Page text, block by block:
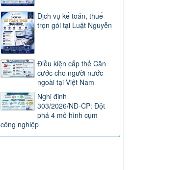
Dịch vụ kế toán, thuế
trọn gói tại Luật Nguyễn
Điều kiện cấp thẻ Căn
cước cho người nước
ngoài tại Việt Nam
Nghị định
303/2026/NĐ-CP: Đột
phá 4 mô hình cụm
công nghiệp